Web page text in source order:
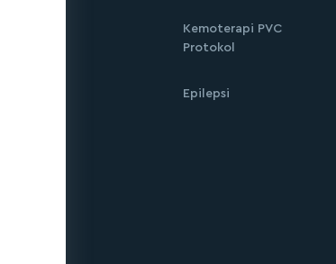
Kemoterapi PVC
Protokol
Epilepsi